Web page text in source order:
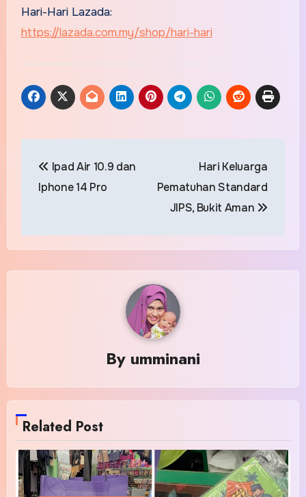
Hari-Hari Lazada:
https://lazada.com.my/shop/hari-hari
navigation
Ipad Air 10.9 dan
Iphone 14 Pro
Hari Keluarga
Pematuhan Standard
JIPS, Bukit Aman
By umminani
Related Post